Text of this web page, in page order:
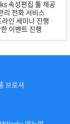
속성편집 툴 제공
리 전화 서비스
인 세미나 진행
이벤트 진행
브로셔